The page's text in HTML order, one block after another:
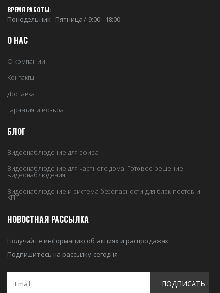
ВРЕМЯ РАБОТЫ:
Понедельник - Пятница / 9:00 - 18:00
О НАС
О компании
Контакты
Доставка
Гарантия и возврат
БЛОГ
Видеонаблюдение для офиса
Видеонаблюдение для частного дома. Готовое решение
видеонаблюдения.
Видеонаблюдение и система безопасности для блок-постов и
КПП
НОВОСТНАЯ РАССЫЛКА
Получайте информацию об акциях и распродажах
Подпишитесь на рассылку сегодня
ПОДПИСАТЬ